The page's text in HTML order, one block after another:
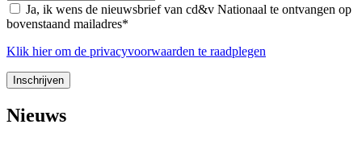
Ja, ik wens de nieuwsbrief van cd&v Nationaal te ontvangen op
bovenstaand mailadres*
Klik hierom de privacyvoorwaarden te raadplegen
Nieuws